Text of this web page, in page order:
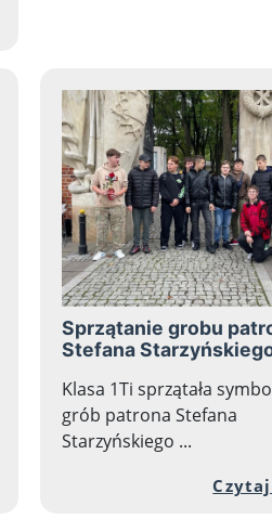
Przejdź do pełnej
Sprzątanie grobu
Stefana
Klasa 1Ti sprzątała
grób patrona Stefana
Starzyńskiego ...